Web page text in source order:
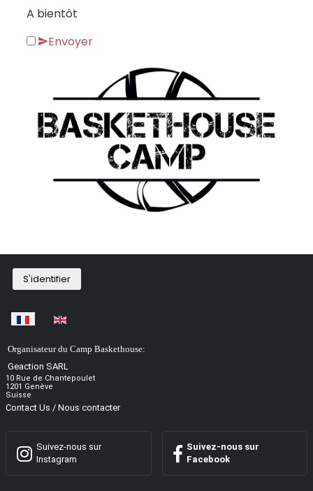
A bientôt
Envoyer
S'identifier
Sélectionnez votre langue
Organisateur du Camp Baskethouse:
Geaction SARL
10 Rue de Chantepoulet
1201 Genève
Suisse
Contact Us / Nous contacter
Suivez-nous sur
Instagram
Suivez-nous sur
Facebook